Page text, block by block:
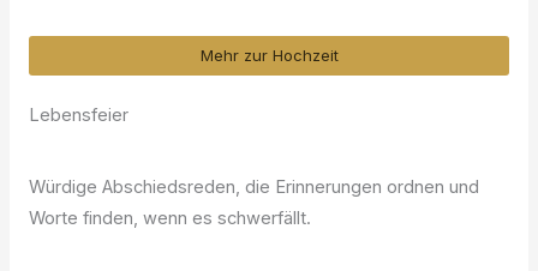
Mehr zur Hochzeit
Lebensfeier
Würdige Abschiedsreden, die Erinnerungen ordnen und
Worte finden, wenn es schwerfällt.